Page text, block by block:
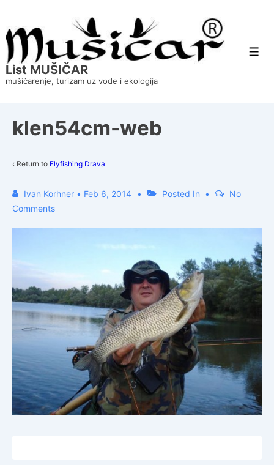
Main
Content
List MUŠIČAR
mušičarenje, turizam uz vode i ekologija
klen54cm-web
‹ Return to Flyfishing Drava
Ivan Korhner • Feb 6, 2014 Posted In
No
Comments